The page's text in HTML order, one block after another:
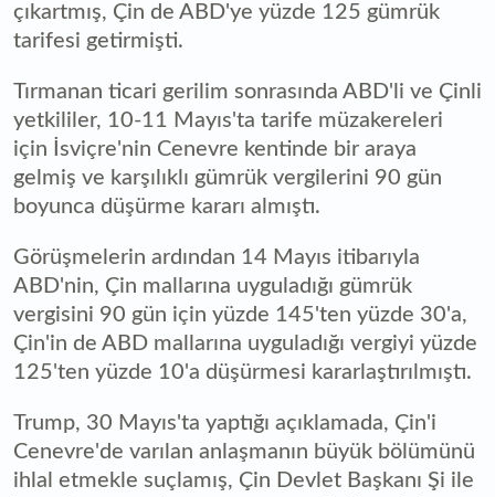
çıkartmış, Çin de ABD'ye yüzde 125 gümrük
tarifesi getirmişti.
Tırmanan ticari gerilim sonrasında ABD'li ve Çinli
yetkililer, 10-11 Mayıs'ta tarife müzakereleri
için İsviçre'nin Cenevre kentinde bir araya
gelmiş ve karşılıklı gümrük vergilerini 90 gün
boyunca düşürme kararı almıştı.
Görüşmelerin ardından 14 Mayıs itibarıyla
ABD'nin, Çin mallarına uyguladığı gümrük
vergisini 90 gün için yüzde 145'ten yüzde 30'a,
Çin'in de ABD mallarına uyguladığı vergiyi yüzde
125'ten yüzde 10'a düşürmesi kararlaştırılmıştı.
Trump, 30 Mayıs'ta yaptığı açıklamada, Çin'i
Cenevre'de varılan anlaşmanın büyük bölümünü
ihlal etmekle suçlamış, Çin Devlet Başkanı Şi ile